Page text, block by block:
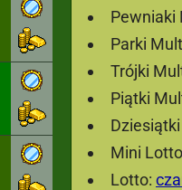
Pewniaki
Parki
Trójki
Piątki
Mini
Lotto: